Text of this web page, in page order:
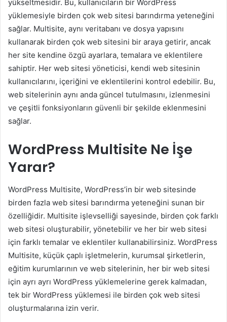
yükseltmesidir. Bu, kullanıcıların bir WordPress
yüklemesiyle birden çok web sitesi barındırma yeteneğini
sağlar. Multisite, aynı veritabanı ve dosya yapısını
kullanarak birden çok web sitesini bir araya getirir, ancak
her site kendine özgü ayarlara, temalara ve eklentilere
sahiptir. Her web sitesi yöneticisi, kendi web sitesinin
kullanıcılarını, içeriğini ve eklentilerini kontrol edebilir. Bu,
web sitelerinin aynı anda güncel tutulmasını, izlenmesini
ve çeşitli fonksiyonların güvenli bir şekilde eklenmesini
sağlar.
WordPress Multisite Ne İşe
Yarar?
WordPress Multisite, WordPress’in bir web sitesinde
birden fazla web sitesi barındırma yeteneğini sunan bir
özelliğidir. Multisite işlevselliği sayesinde, birden çok farklı
web sitesi oluşturabilir, yönetebilir ve her bir web sitesi
için farklı temalar ve eklentiler kullanabilirsiniz. WordPress
Multisite, küçük çaplı işletmelerin, kurumsal şirketlerin,
eğitim kurumlarının ve web sitelerinin, her bir web sitesi
için ayrı ayrı WordPress yüklemelerine gerek kalmadan,
tek bir WordPress yüklemesi ile birden çok web sitesi
oluşturmalarına izin verir.